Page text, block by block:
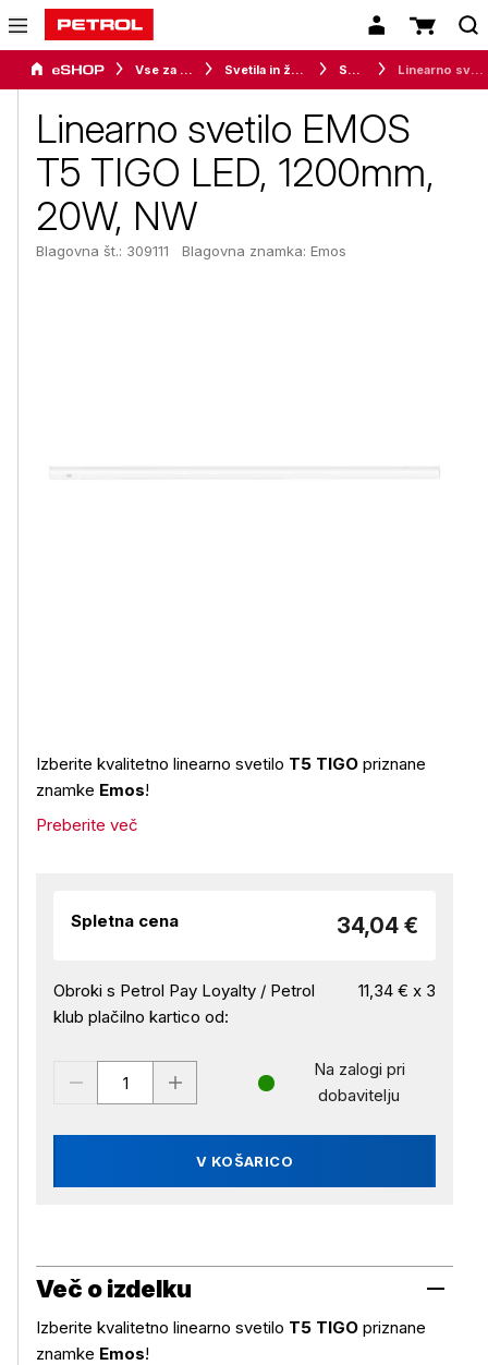
Vse za dom Svetila in žarnice Svetila
Linearno svetilo EMOS
T5 TIGO LED, 1200mm,
20W, NW
Blagovna št.: 309111 Blagovna znamka: Emos
Izberite kvalitetno linearno svetilo T5 TIGO priznane
znamke Emos!
Preberite več
Spletna cena 34,04 €
Obroki s Petrol Pay Loyalty / Petrol
klub plačilno kartico od:
11,34 € x 3
V KOŠARICO
Na zalogi pri
dobavitelju
Več o izdelku
Izberite kvalitetno linearno svetilo T5 TIGO priznane
znamke Emos!